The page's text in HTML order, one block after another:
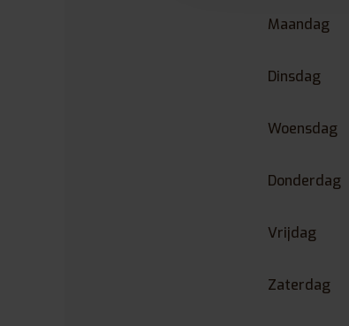
Maandag
Dinsdag
Woensdag
Donderdag
Vrijdag
Zaterdag